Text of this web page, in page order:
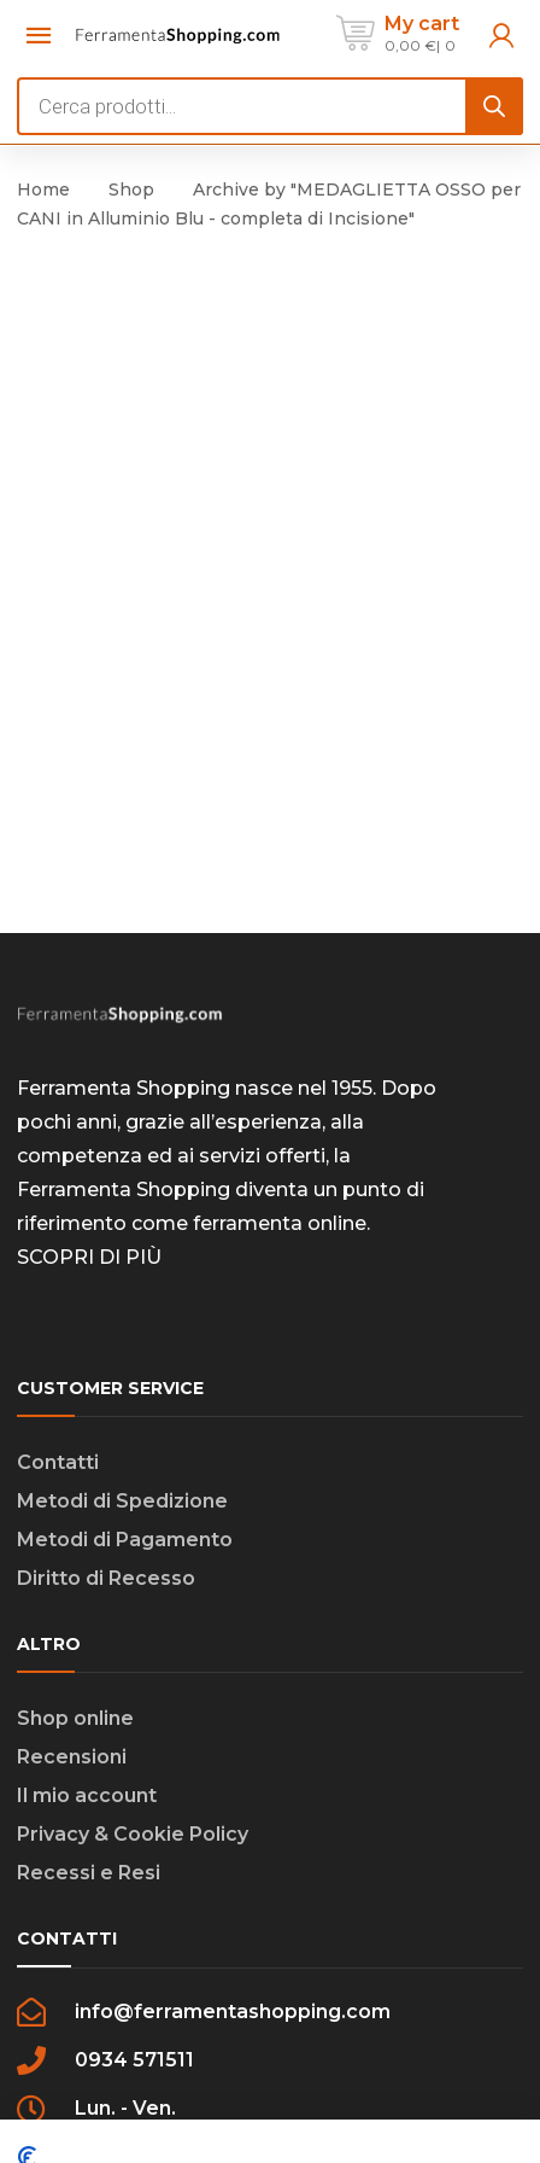
My cart
0,00 € 0
search
Home Shop
Archive by "MEDAGLIETTA OSSO per
CANI in Alluminio Blu - completa di Incisione"
Ferramenta Shopping nasce nel 1955. Dopo
pochi anni, grazie all’esperienza, alla
competenza ed ai servizi offerti, la
Ferramenta Shopping diventa un punto di
riferimento come ferramenta online.
SCOPRI DI PIÙ
CUSTOMER SERVICE
Contatti
Metodi di Spedizione
Metodi di Pagamento
Diritto di Recesso
ALTRO
Shop online
Recensioni
Il mio account
Privacy & Cookie Policy
Recessi e Resi
CONTATTI
info@ferramentashopping.com
0934 571511
Lun. - Ven.